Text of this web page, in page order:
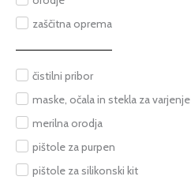
zaščitna oprema
čistilni pribor
maske, očala in stekla za varjenje
merilna orodja
pištole za purpen
pištole za silikonski kit